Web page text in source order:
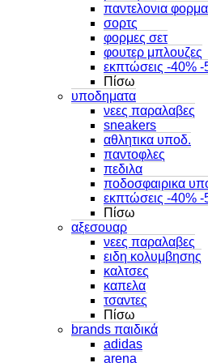
παντελονια
σορτς
φορμες σετ
φουτερ μπλουζες
εκπτώσεις -40% -
Πίσω
υποδηματα
νεες παραλαβες
sneakers
αθλητικα υποδ.
παντοφλες
πεδιλα
ποδοσφαιρικα
εκπτώσεις -40% -
Πίσω
αξεσουαρ
νεες παραλαβες
ειδη κολυμβησης
καλτσες
καπελα
τσαντες
Πίσω
brands παιδικά
adidas
arena